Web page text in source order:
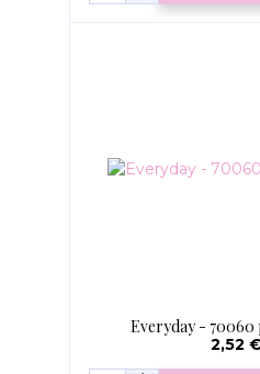
Everyday - 70060
2,52